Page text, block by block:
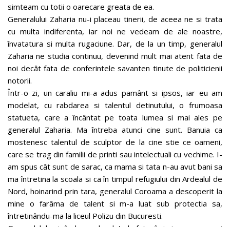
simteam cu totii o oarecare greata de ea.
Generalului Zaharia nu-i placeau tinerii, de aceea ne si trata
cu multa indiferenta, iar noi ne vedeam de ale noastre,
învatatura si multa rugaciune. Dar, de la un timp, generalul
Zaharia ne studia continuu, devenind mult mai atent fata de
noi decât fata de conferintele savanten tinute de politicienii
notorii.
Într-o zi, un caraliu mi-a adus pamânt si ipsos, iar eu am
modelat, cu rabdarea si talentul detinutului, o frumoasa
statueta, care a încântat pe toata lumea si mai ales pe
generalul Zaharia. Ma întreba atunci cine sunt. Banuia ca
mostenesc talentul de sculptor de la cine stie ce oameni,
care se trag din familii de printi sau intelectuali cu vechime. I-
am spus cât sunt de sarac, ca mama si tata n-au avut bani sa
ma întretina la scoala si ca în timpul refugiului din Ardealul de
Nord, hoinarind prin tara, generalul Coroama a descoperit la
mine o farâma de talent si m-a luat sub protectia sa,
întretinându-ma la liceul Polizu din Bucuresti.